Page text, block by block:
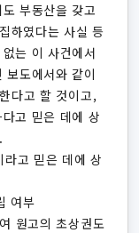
부동산을 갖고
하였다는 사실 등
는 이 사건에서
도에서와 같이
다고 할 것이고,
고 믿은 데에 상
고 믿은 데에 상
여부
원고의 초상권도